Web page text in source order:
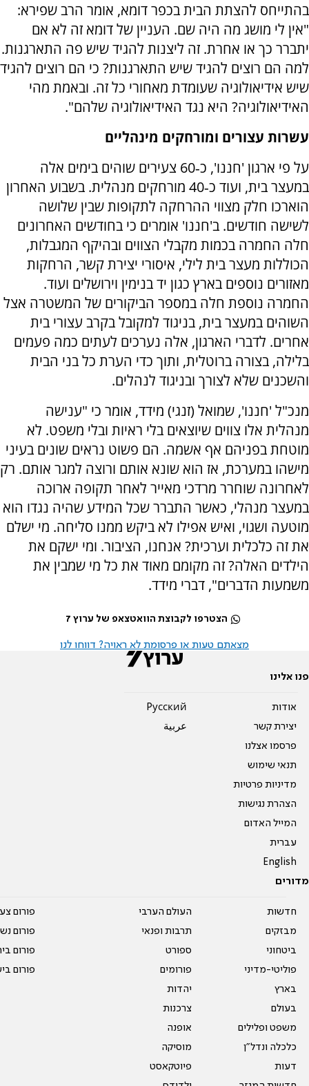
בהתייחס להצתת הבית בכפר דומא, אומר הרב שפירא:
"אין לי מושג מה היה שם. העניין של דומא זה לא אם
יתברר כך או אחרת. זה ליצנות להגיד שיש פה התארגנות.
למה הם רוצים להגיד שיש התארגנות? כי הם רוצים להגיד
שיש אידיאולוגיה שעומדת מאחורי כל זה. ובאמת מהי
האידיאולוגיה? היא נגד האידיאולוגיה שלהם".
עשרות עצורים ומורחקים מינהליים
על פי ארגון 'חננו', כ‑60 צעירים שוהים בימים אלה
במעצר בית, ועוד כ‑40 מורחקים מנהלית. בשבוע האחרון
הוארכו חלק מצווי ההרחקה לתקופות שבין שלושה
לשישה חודשים. ב'חננו' אומרים כי בחודשים האחרונים
חלה החמרה בכמות מקבלי הצווים ובהיקף המגבלות,
הכוללות מעצר בית לילי, איסורי יצירת קשר, הרחקות
מאזורים נוספים בארץ כגון יד בנימין וירושלים ועוד.
החמרה נוספת חלה במספר הביקורים של המשטרה אצל
השוהים במעצר בית, בניגוד למקובל בקרב עצורי בית
אחרים. לדברי הארגון, אלה נערכים לעתים כמה פעמים
בלילה, בצורה ברוטלית, ותוך כדי הערת כל בני הבית
והשכנים שלא לצורך ובניגוד לנהלים.
מנכ"ל 'חננו', שמואל (זנגי) מידד, אומר כי "ענישה
מנהלית אלו צווים שיוצאים בלי ראיות ובלי משפט. לא
מוטחת בפניהם אף אשמה. הם פשוט נראים שונים בעיני
מישהו במערכת, אז הוא שונא אותם ורוצה למגר אותם. רק
לאחרונה שוחרר מרדכי מאייר לאחר תקופה ארוכה
במעצר מנהלי, כאשר התברר שכל המידע שהיה נגדו הוא
מוטעה ושגוי, ואיש אפילו לא ביקש ממנו סליחה. מי ישלם
את זה כלכלית וערכית? אנחנו, הציבור. ומי ישקם את
הילדים האלה? זה מקומם מאוד את כל מי שמבין את
משמעות הדברים", דברי מידד.
הצטרפו לקבוצת הוואטצאפ של ערוץ 7
מצאתם טעות או פרסומת לא ראויה? דווחו לנו
פנו אלינו
אודות
יצירת קשר
פרסמו אצלנו
תנאי שימוש
מדיניות פרטיות
הצהרת נגישות
המייל האדום
עברית
English
Pусский
عربية
מדורים
חדשות
מבזקים
ביטחוני
פוליטי-מדיני
בארץ
בעולם
משפט ופלילים
כלכלה ונדל"ן
דעות
העולם הערבי
תרבות ופנאי
ספורט
פורומים
יהדות
צרכנות
אופנה
מוסיקה
פיוטקאסט
פורום
פורום
פורום
פורום